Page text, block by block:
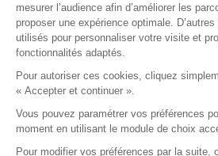
mesurer l’audience afin d’améliorer les
proposer une expérience optimale.
utilisés pour personnaliser votre visite et
fonctionnalités adaptés.
Pour autoriser ces cookies, cliquez
« Accepter et continuer ».
Vous pouvez paramétrer vos préférences
moment en utilisant le module de choix
Pour modifier vos préférences par la suite,